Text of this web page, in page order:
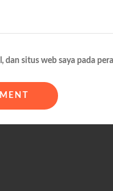
dan situs web saya pada